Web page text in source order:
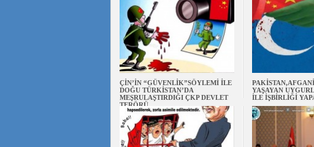
ÇİN’İN “GÜVENLİK”SÖYLEMİ İLE
DOĞU TÜRKİSTAN’DA
MEŞRULAŞTIRDIĞI ÇKP DEVLET
TERÖRÜ
YAŞAYAN
İLE İŞBİRLİĞİ